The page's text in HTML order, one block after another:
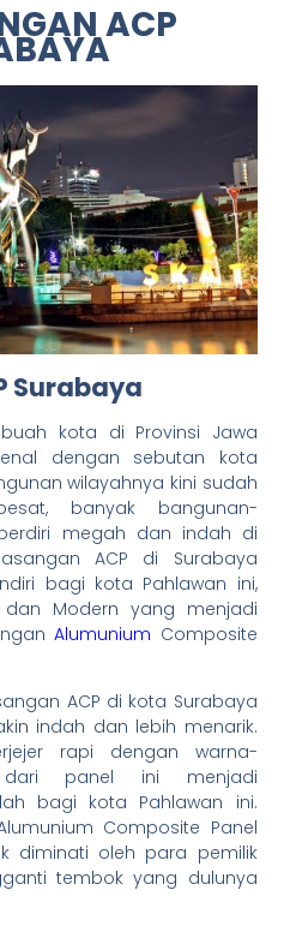
ACP
Surabaya
kota di Provinsi Jawa
dengan sebutan kota
wilayahnya kini sudah
banyak bangunan-
megah dan indah di
ACP di Surabaya
bagi kota Pahlawan ini,
Modern yang menjadi
Alumunium Composite
ACP di kota Surabaya
indah dan lebih menarik.
rapi dengan warna-
panel ini menjadi
bagi kota Pahlawan ini.
Composite Panel
diminati oleh para pemilik
tembok yang dulunya